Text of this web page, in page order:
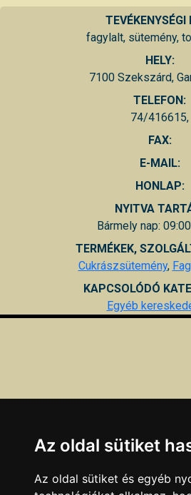
TEVÉKENYSÉGI
fagylalt, sütemény,
HELY:
7100 Szekszárd,
TELEFON:
74/416615,
FAX:
E-MAIL:
HONLAP:
NYITVA
Bármely nap:
TERMÉKEK,
Cukrászsütemény,
KAPCSOLÓDÓ
Egyéb
Az oldal sütiket
Az oldal sütiket és egyéb